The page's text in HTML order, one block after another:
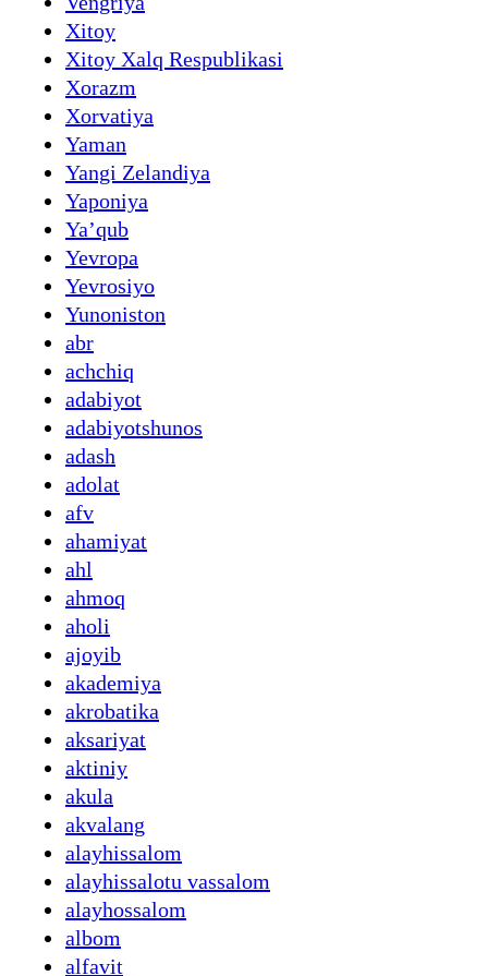
Xitoy
Xitoy Xalq Respublikasi
Xorazm
Xorvatiya
Yaman
Yangi Zelandiya
Yaponiya
Yaʼqub
Yevropa
Yevrosiyo
Yunoniston
abr
achchiq
adabiyot
adabiyotshunos
adash
adolat
afv
ahamiyat
ahl
ahmoq
aholi
ajoyib
akademiya
akrobatika
aksariyat
aktiniy
akula
akvalang
alayhissalom
alayhissalotu vassalom
alayhossalom
albom
alfavit